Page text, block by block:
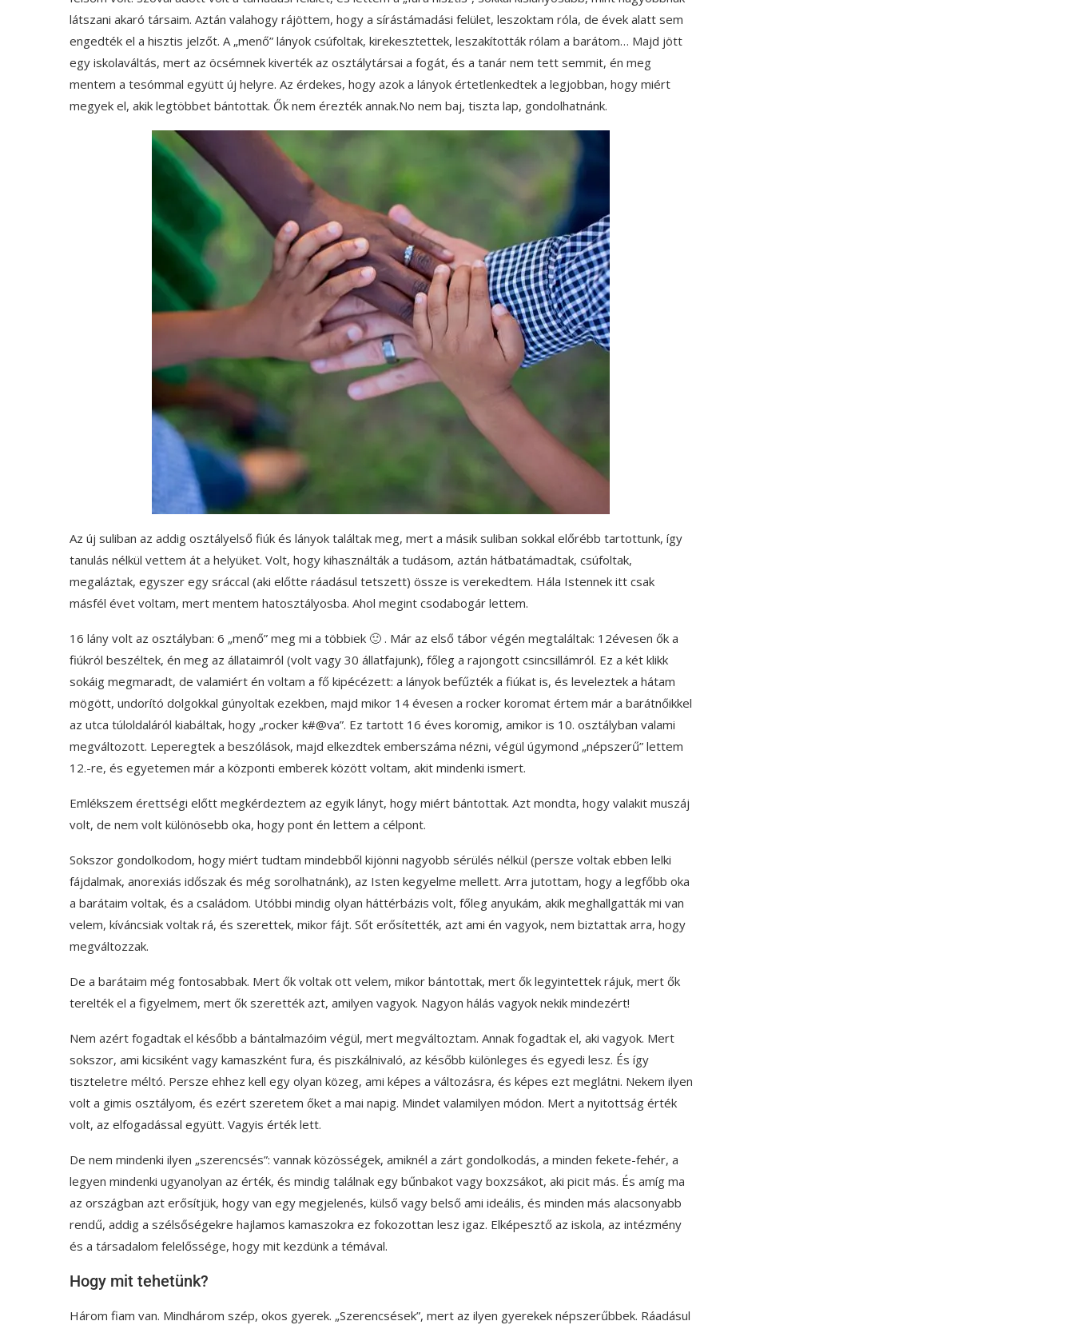
látszani akaró társaim. Aztán valahogy rájöttem, hogy a sírástámadási felület, leszoktam róla, de évek alatt sem
engedték el a hisztis jelzőt. A „menő” lányok csúfoltak, kirekesztettek, leszakították rólam a barátom… Majd jött
egy iskolaváltás, mert az öcsémnek kiverték az osztálytársai a fogát, és a tanár nem tett semmit, én meg
mentem a tesómmal együtt új helyre. Az érdekes, hogy azok a lányok értetlenkedtek a legjobban, hogy miért
megyek el, akik legtöbbet bántottak. Ők nem érezték annak.No nem baj, tiszta lap, gondolhatnánk.
Az új suliban az addig osztályelső fiúk és lányok találtak meg, mert a másik suliban sokkal előrébb tartottunk, így
tanulás nélkül vettem át a helyüket. Volt, hogy kihasználták a tudásom, aztán hátbatámadtak, csúfoltak,
megaláztak, egyszer egy sráccal (aki előtte ráadásul tetszett) össze is verekedtem. Hála Istennek itt csak
másfél évet voltam, mert mentem hatosztályosba. Ahol megint csodabogár lettem.
16 lány volt az osztályban: 6 „menő” meg mi a többiek 🙂 . Már az első tábor végén megtaláltak: 12évesen ők a
fiúkról beszéltek, én meg az állataimról (volt vagy 30 állatfajunk), főleg a rajongott csincsillámról. Ez a két klikk
sokáig megmaradt, de valamiért én voltam a fő kipécézett: a lányok befűzték a fiúkat is, és leveleztek a hátam
mögött, undorító dolgokkal gúnyoltak ezekben, majd mikor 14 évesen a rocker koromat értem már a barátnőikkel
az utca túloldaláról kiabáltak, hogy „rocker k#@va”. Ez tartott 16 éves koromig, amikor is 10. osztályban valami
megváltozott. Leperegtek a beszólások, majd elkezdtek emberszáma nézni, végül úgymond „népszerű” lettem
12.-re, és egyetemen már a központi emberek között voltam, akit mindenki ismert.
Emlékszem érettségi előtt megkérdeztem az egyik lányt, hogy miért bántottak. Azt mondta, hogy valakit muszáj
volt, de nem volt különösebb oka, hogy pont én lettem a célpont.
Sokszor gondolkodom, hogy miért tudtam mindebből kijönni nagyobb sérülés nélkül (persze voltak ebben lelki
fájdalmak, anorexiás időszak és még sorolhatnánk), az Isten kegyelme mellett. Arra jutottam, hogy a legfőbb oka
a barátaim voltak, és a családom. Utóbbi mindig olyan háttérbázis volt, főleg anyukám, akik meghallgatták mi van
velem, kíváncsiak voltak rá, és szerettek, mikor fájt. Sőt erősítették, azt ami én vagyok, nem biztattak arra, hogy
megváltozzak.
De a barátaim még fontosabbak. Mert ők voltak ott velem, mikor bántottak, mert ők legyintettek rájuk, mert ők
terelték el a figyelmem, mert ők szerették azt, amilyen vagyok. Nagyon hálás vagyok nekik mindezért!
Nem azért fogadtak el később a bántalmazóim végül, mert megváltoztam. Annak fogadtak el, aki vagyok. Mert
sokszor, ami kicsiként vagy kamaszként fura, és piszkálnivaló, az később különleges és egyedi lesz. És így
tiszteletre méltó. Persze ehhez kell egy olyan közeg, ami képes a változásra, és képes ezt meglátni. Nekem ilyen
volt a gimis osztályom, és ezért szeretem őket a mai napig. Mindet valamilyen módon. Mert a nyitottság érték
volt, az elfogadással együtt. Vagyis érték lett.
De nem mindenki ilyen „szerencsés”: vannak közösségek, amiknél a zárt gondolkodás, a minden fekete-fehér, a
legyen mindenki ugyanolyan az érték, és mindig találnak egy bűnbakot vagy boxzsákot, aki picit más. És amíg ma
az országban azt erősítjük, hogy van egy megjelenés, külső vagy belső ami ideális, és minden más alacsonyabb
rendű, addig a szélsőségekre hajlamos kamaszokra ez fokozottan lesz igaz. Elképesztő az iskola, az intézmény
és a társadalom felelőssége, hogy mit kezdünk a témával.
Hogy mit tehetünk?
Három fiam van. Mindhárom szép, okos gyerek. „Szerencsések”, mert az ilyen gyerekek népszerűbbek. Ráadásul